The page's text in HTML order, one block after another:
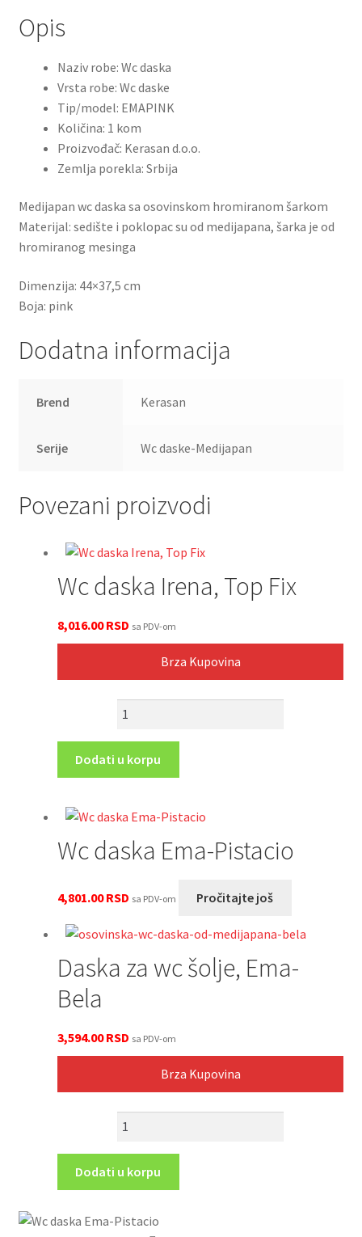
Slavine i ventili
Tuš kabine
Tuševi
WC daske
Pribor za majstore
Saveti
Kontakt
Opis
Naziv robe: Wc daska
Vrsta robe: Wc daske
Tip/model: EMAPINK
Količina: 1 kom
Proizvođač: Kerasan d.o.o.
Zemlja porekla: Srbija
Medijapan wc daska sa osovinskom hromiranom šarkom
Materijal: sedište i poklopac su od medijapana, šarka je od
hromiranog mesinga
Dimenzija: 44×37,5 cm
Boja: pink
Dodatna informacija
Brend Kerasan
Serije Wc daske-Medijapan
Povezani proizvodi
Wc daska Irena, Top Fix
8,016.00RSD sa PDV-om
Brza Kupovina
Wc
Top
količina
Dodati u korpu
Wc daska Ema-Pistacio
4,801.00RSD sa PDV-om Pročitajte još
Daska za wc šolje, Ema-
Bela
3,594.00RSD sa PDV-om
Brza Kupovina
Daska
šolje,
Bela
Dodati u korpu